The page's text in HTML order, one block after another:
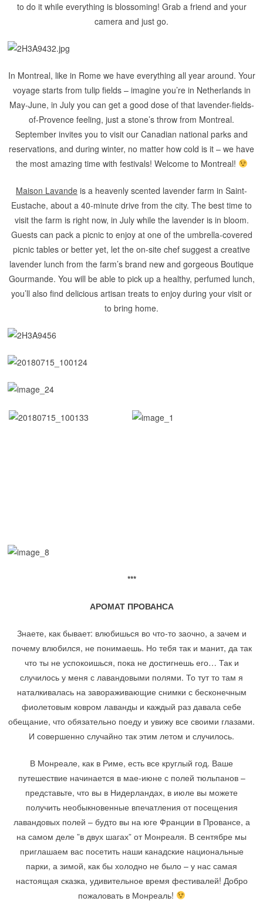
to do it while everything is blossoming! Grab a friend and your
camera and just go.
In Montreal, like in Rome we have everything all year around. Your
voyage starts from tulip fields – imagine you’re in Netherlands in
May-June, in July you can get a good dose of that lavender-fields-
of-Provence feeling, just a stone’s throw from Montreal.
September invites you to visit our Canadian national parks and
reservations, and during winter, no matter how cold is it – we have
the most amazing time with festivals! Welcome to Montreal!
Maison Lavande is a heavenly scented lavender farm in Saint-
Eustache, about a 40-minute drive from the city. The best time to
visit the farm is right now, in July while the lavender is in bloom.
Guests can pack a picnic to enjoy at one of the umbrella-covered
picnic tables or better yet, let the on-site chef suggest a creative
lavender lunch from the farm’s brand new and gorgeous Boutique
Gourmande. You will be able to pick up a healthy, perfumed lunch,
you’ll also find delicious artisan treats to enjoy during your visit or
to bring home.
***
АРОМАТ ПРОВАНСА
Знаете, как бывает: влюбишься во что-то заочно, а зачем и
почему влюбился, не понимаешь. Но тебя так и манит, да так
что ты не успокоишься, пока не достигнешь его… Так и
случилось у меня с лавандовыми полями. То тут то там я
наталкивалась на завораживающие снимки с бесконечным
фиолетовым ковром лаванды и каждый раз давала себе
обещание, что обязательно поеду и увижу все своими глазами.
И совершенно случайно так этим летом и случилось.
В Монреале, как в Риме, есть все круглый год. Ваше
путешествие начинается в мае-июне с полей тюльпанов –
представьте, что вы в Нидерландах, в июле вы можете
получить необыкновенные впечатления от посещения
лавандовых полей – будто вы на юге Франции в Провансе, а
на самом деле ”в двух шагах” от Монреаля. В сентябре мы
приглашаем вас посетить наши канадские национальные
парки, а зимой, как бы холодно не было – у нас самая
настоящая сказка, удивительное время фестивалей! Добро
пожаловать в Монреаль!